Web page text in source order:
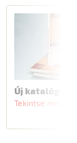
Új katalógus
Tekintse meg a